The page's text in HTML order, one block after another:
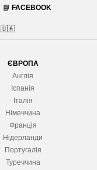
📘 FACEBOOK
🇺🇦
ЄВРОПА
Англія
Іспанія
Італія
Німеччина
Франція
Нідерланди
Португалія
Туреччина